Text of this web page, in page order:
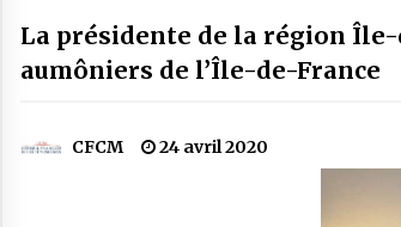
COMMUNIQUÉ : Le Nouvel
1448 débute Mardi 16
La présidente de la région Île-
aumôniers de l’Île-de-France
CFCM 24 avril 2020